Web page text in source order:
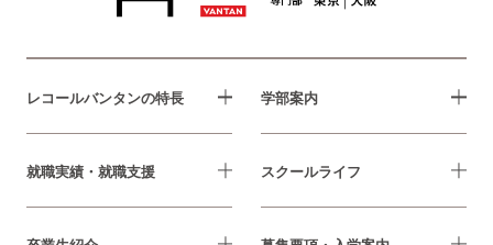
レコールバンタンの特長 学部案内
就職実績・就職支援 スクールライフ